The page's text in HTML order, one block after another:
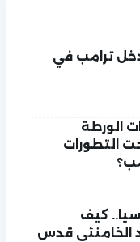
ترامب في
الورطة
التطورات
كيف
الخامنئي قدس